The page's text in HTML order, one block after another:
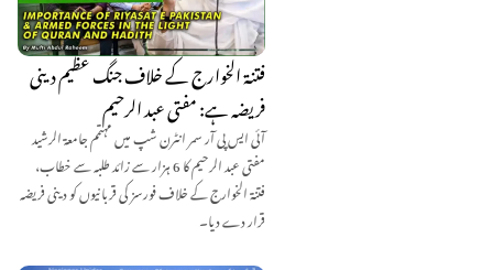
فتنۃ الخوارج کے خلاف جنگ عظیم دینی
فریضہ ہے: مفتی عبد الرحیم
آئی ایس پی آر سمر انٹرن شپ میں مہتمم جامعۃ الرشید
مفتی عبد الرحیم کا 6 ہزار سے زائد طلبہ سے خطاب،
فتنۃ الخوارج کے خلاف فورسز کی قربانیوں کو دینی فریضہ
قرار دے دیا۔